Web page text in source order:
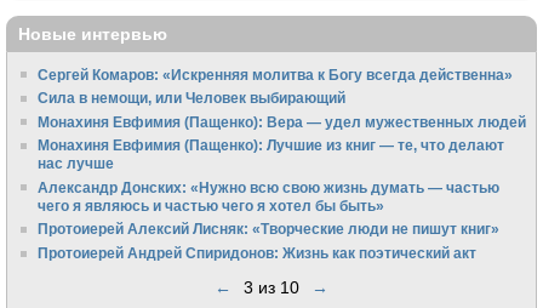
Новые интервью
Сергей Комаров: «Искренняя молитва к Богу всегда действенна»
Сила в немощи, или Человек выбирающий
Монахиня Евфимия (Пащенко): Вера — удел мужественных людей
Монахиня Евфимия (Пащенко): Лучшие из книг — те, что делают
нас лучше
Александр Донских: «Нужно всю свою жизнь думать — частью
чего я являюсь и частью чего я хотел бы быть»
Протоиерей Алексий Лисняк: «Творческие люди не пишут книг»
Протоиерей Андрей Спиридонов: Жизнь как поэтический акт
← 3 из 10 →